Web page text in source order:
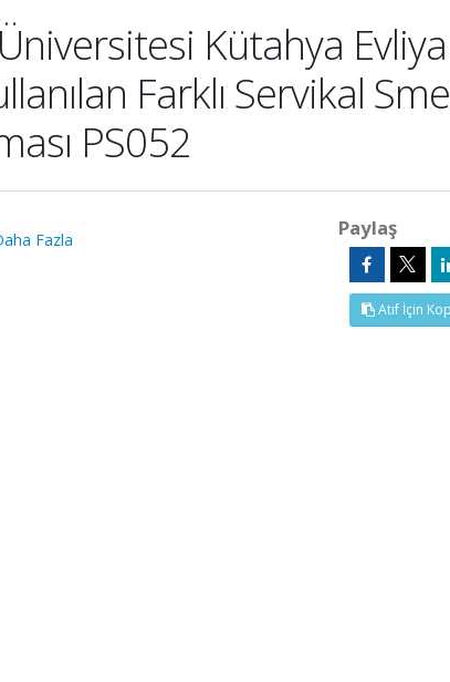
Kütahya
Farklı Servikal
PS052
Fazla
Paylaş
Atıf İçin